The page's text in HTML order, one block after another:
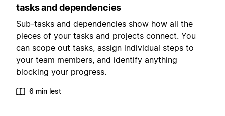
tasks and dependencies
Sub-tasks and dependencies show how all the
pieces of your tasks and projects connect. You
can scope out tasks, assign individual steps to
your team members, and identify anything
blocking your progress.
6 min lest